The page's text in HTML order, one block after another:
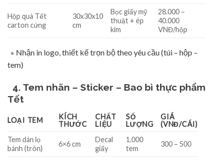
Hộp quà Tết
carton cứng
30x30x10
cm
Bọc giấy mỹ
thuật + ép
kim
28.000 –
40.000
VNĐ/hộp
» Nhận in logo, thiết kế trọn bộ theo yêu cầu (túi – hộp –
tem)
4. Tem nhãn – Sticker – Bao bì thực phẩm
Tết
LOẠI TEM
KÍCH
THƯỚC
CHẤT
LIỆU
SỐ
LƯỢNG
GIÁ
(VNĐ/CÁI)
Tem dán lọ
bánh (tròn)
6×6 cm
Decal
giấy
1.000
tem
300 – 500